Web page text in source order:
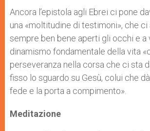
Ancora l’epistola agli Ebrei ci pone
una «moltitudine di testimoni», che ci
sempre ben bene aperti gli occhi e a
dinamismo fondamentale della vita
perseveranza nella corsa che ci sta
fisso lo sguardo su Gesù, colui che
fede e la porta a compimento».
Meditazione